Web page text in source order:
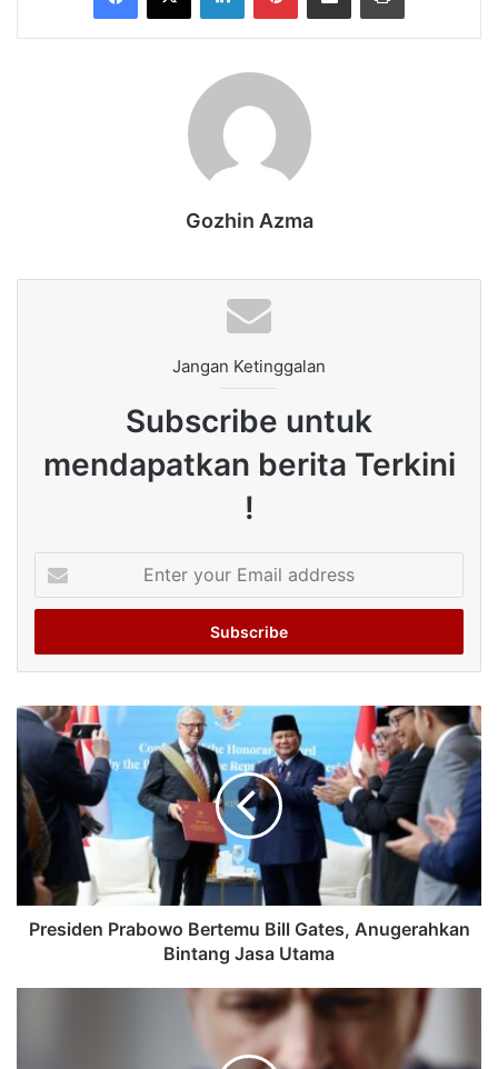
Gozhin Azma
Jangan Ketinggalan
Subscribe untuk
mendapatkan berita Terkini
!
your
Email
Presiden Prabowo Bertemu Bill Gates, Anugerahkan
Bintang Jasa Utama